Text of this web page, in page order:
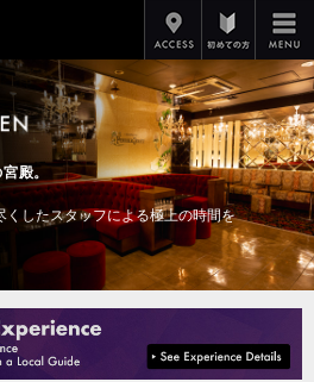
殿。
くしたスタッフによる極上の時間を